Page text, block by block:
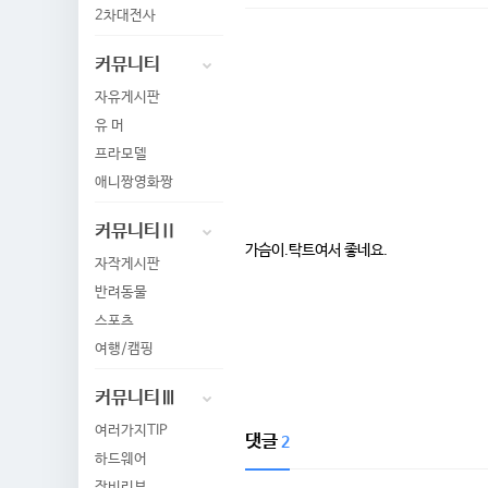
2차대전사
커뮤니티
자유게시판
유 머
프라모델
애니짱영화짱
커뮤니티Ⅱ
자작게시판
반려동물
스포츠
여행/캠핑
커뮤니티Ⅲ
여러가지TIP
하드웨어
가슴이.탁트여서 좋네요.
댓글2